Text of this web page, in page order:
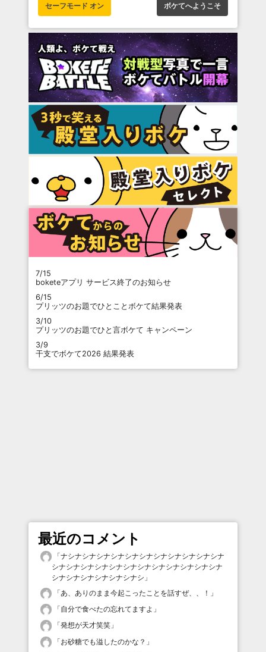
セーフモード オン ボケてへようこそ
7/15
boketeアプリ サービス終了のお知らせ
6/15
プリッツのお題でひとことボケて結果発表
3/10
プリッツのお題でひと言ボケて キャンペーン
3/9
干支でボケて2026 結果発表
最近のコメント
「ナシナシナシナシナシナシナシナシナシナシナシナ
シナシナシナシナシナシナシナシナシナシナシナシナ
シナシナシナシナシナシナシ 」
「あ、ありのまま今起こったことを話すぜ、、！ 」
「自分で食べたの忘れてますよ 」
「発想が天才笑笑 」
「お砂糖でも溢したのかな？ 」